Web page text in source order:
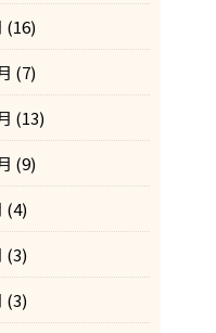
(16)
(7)
(13)
(9)
(4)
(3)
(3)